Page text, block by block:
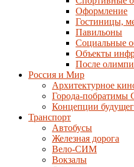
Оформление
Гостиницы,
Павильоны
Социальные
Объекты
После
Россия и Мир
Архитектурное
Города-побратимы
Концепции
Транспорт
Автобусы
Железная дорога
Вело-СИМ
Вокзалы